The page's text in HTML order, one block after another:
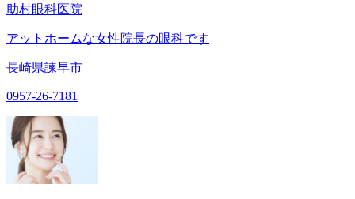
助村眼科医院
アットホームな女性院長の眼科です
長崎県諫早市
0957-26-7181